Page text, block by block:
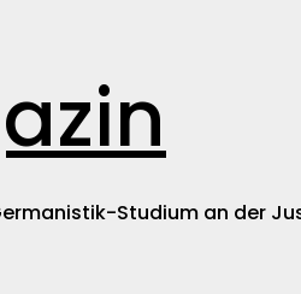
Studium an der